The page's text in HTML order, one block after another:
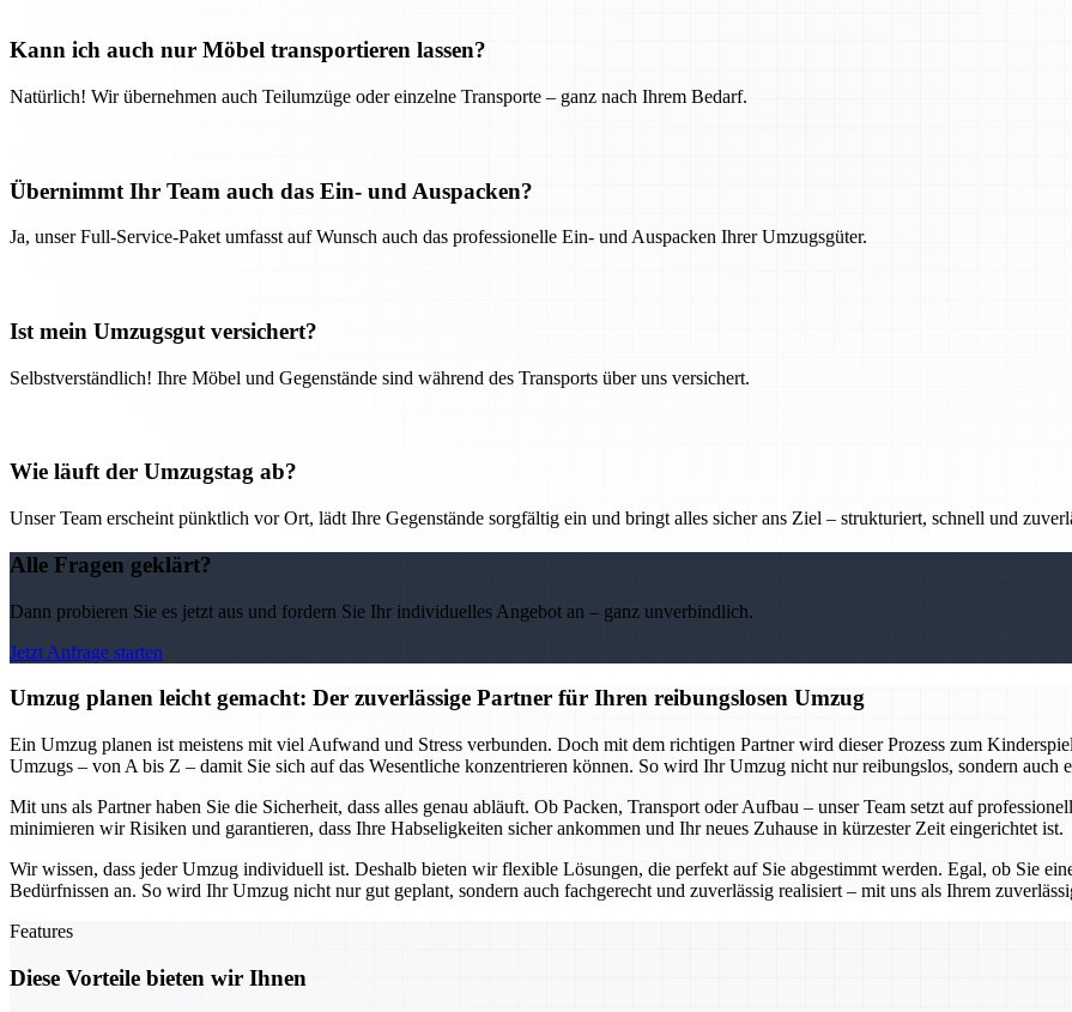
Kann ich auch nur Möbel transportieren lassen?
Natürlich! Wir übernehmen auch Teilumzüge oder einzelne Transporte – ganz nach Ihrem Bedarf.
Übernimmt Ihr Team auch das Ein- und Auspacken?
Ja, unser Full-Service-Paket umfasst auf Wunsch auch das professionelle Ein- und Auspacken Ihrer Umzugsgüter.
Ist mein Umzugsgut versichert?
Selbstverständlich! Ihre Möbel und Gegenstände sind während des Transports über uns versichert.
Wie läuft der Umzugstag ab?
Unser Team erscheint pünktlich vor Ort, lädt Ihre Gegenstände sorgfältig ein und bringt alles sicher ans Ziel – strukturiert, schnell und
Alle Fragen geklärt?
Dann probieren Sie es jetzt aus und fordern Sie Ihr individuelles Angebot an – ganz unverbindlich.
Jetzt Anfrage starten
Umzug planen leicht gemacht: Der zuverlässige Partner für Ihren reibungslosen Umzug
Ein Umzug planen ist meistens mit viel Aufwand und Stress verbunden. Doch mit dem richtigen Partner wird dieser Prozess zum
Umzugs – von A bis Z – damit Sie sich auf das Wesentliche konzentrieren können. So wird Ihr Umzug nicht nur reibungslos, sondern auch
Mit uns als Partner haben Sie die Sicherheit, dass alles genau abläuft. Ob Packen, Transport oder Aufbau – unser Team setzt auf
minimieren wir Risiken und garantieren, dass Ihre Habseligkeiten sicher ankommen und Ihr neues Zuhause in kürzester Zeit eingerichtet ist.
Wir wissen, dass jeder Umzug individuell ist. Deshalb bieten wir flexible Lösungen, die perfekt auf Sie abgestimmt werden. Egal, ob Sie
Bedürfnissen an. So wird Ihr Umzug nicht nur gut geplant, sondern auch fachgerecht und zuverlässig realisiert – mit uns als Ihrem
Features
Diese Vorteile bieten wir Ihnen